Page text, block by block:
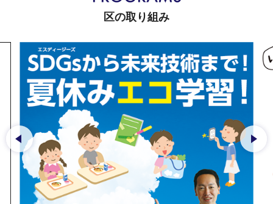
区の取り組み
前のスライドを表示 次